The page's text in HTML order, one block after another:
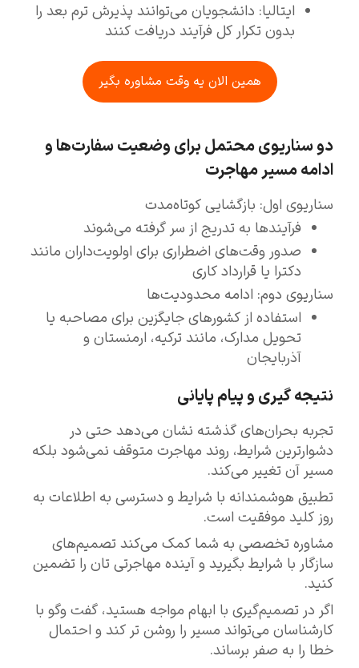
ایتالیا: دانشجویان می‌توانند پذیرش ترم بعد را
بدون تکرار کل فرآیند دریافت کنند
همین الان یه وقت مشاوره بگیر
دو سناریوی محتمل برای وضعیت سفارت‌ها و
ادامه مسیر مهاجرت
سناریوی اول: بازگشایی کوتاه‌مدت
فرآیندها به تدریج از سر گرفته می‌شوند
صدور وقت‌های اضطراری برای اولویت‌داران مانند
دکترا یا قرارداد کاری
سناریوی دوم: ادامه محدودیت‌ها
استفاده از کشورهای جایگزین برای مصاحبه یا
تحویل مدارک، مانند ترکیه، ارمنستان و
آذربایجان
نتیجه‌ گیری و پیام پایانی
تجربه بحران‌های گذشته نشان می‌دهد حتی در
دشوارترین شرایط، روند مهاجرت متوقف نمی‌شود بلکه
مسیر آن تغییر می‌کند.
تطبیق هوشمندانه با شرایط و دسترسی به اطلاعات به‌
روز کلید موفقیت است.
مشاوره تخصصی به شما کمک می‌کند تصمیم‌های
سازگار با شرایط بگیرید و آینده مهاجرتی‌ تان را تضمین
کنید.
اگر در تصمیم‌گیری با ابهام مواجه هستید، گفت‌ وگو با
کارشناسان می‌تواند مسیر را روشن‌ تر کند و احتمال
خطا را به صفر برساند.